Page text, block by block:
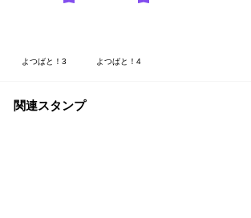
よつばと！3 よつばと！4
関連スタンプ